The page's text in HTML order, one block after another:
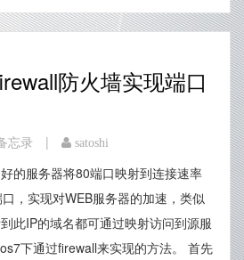
防火墙实现端口
忘录 | satoshi
的服务器将80端口映射到连接速率
，实现对WEB服务器的加速，类似
此IP的域名都可通过映射访问到源服
下通过firewall来实现的方法。 首先